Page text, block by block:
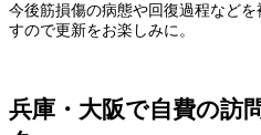
今後筋損傷の病態や回復過程など
すので更新をお楽しみに。
兵庫・大阪で自費の訪